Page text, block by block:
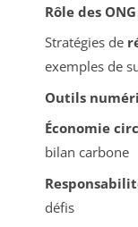
Rôle des ONG
Stratégies de
exemples de
Outils
Économie
bilan carbone
défis